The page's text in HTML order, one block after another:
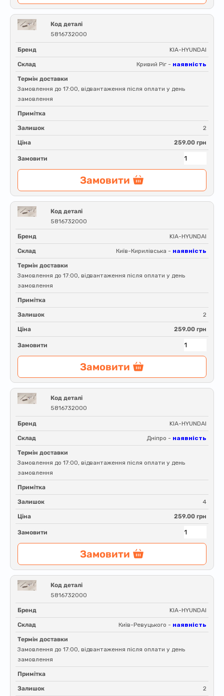
Код деталі
5816732000
Бренд KIA-HYUNDAI
Склад Кривий Ріг - наявність
Термін доставки
Замовлення до 17:00, відвантаження після оплати у день
замовлення
Примітка
Залишок 2
Ціна 259.00 грн
Замовити
Замовити
Код деталі
5816732000
Бренд KIA-HYUNDAI
Склад Київ-Кирилівська - наявність
Термін доставки
Замовлення до 17:00, відвантаження після оплати у день
замовлення
Примітка
Залишок 2
Ціна 259.00 грн
Замовити
Замовити
Код деталі
5816732000
Бренд KIA-HYUNDAI
Склад Дніпро - наявність
Термін доставки
Замовлення до 17:00, відвантаження після оплати у день
замовлення
Примітка
Залишок 4
Ціна 259.00 грн
Замовити
Замовити
Код деталі
5816732000
Бренд KIA-HYUNDAI
Склад Київ-Ревуцького - наявність
Термін доставки
Замовлення до 17:00, відвантаження після оплати у день
замовлення
Примітка
Залишок 2